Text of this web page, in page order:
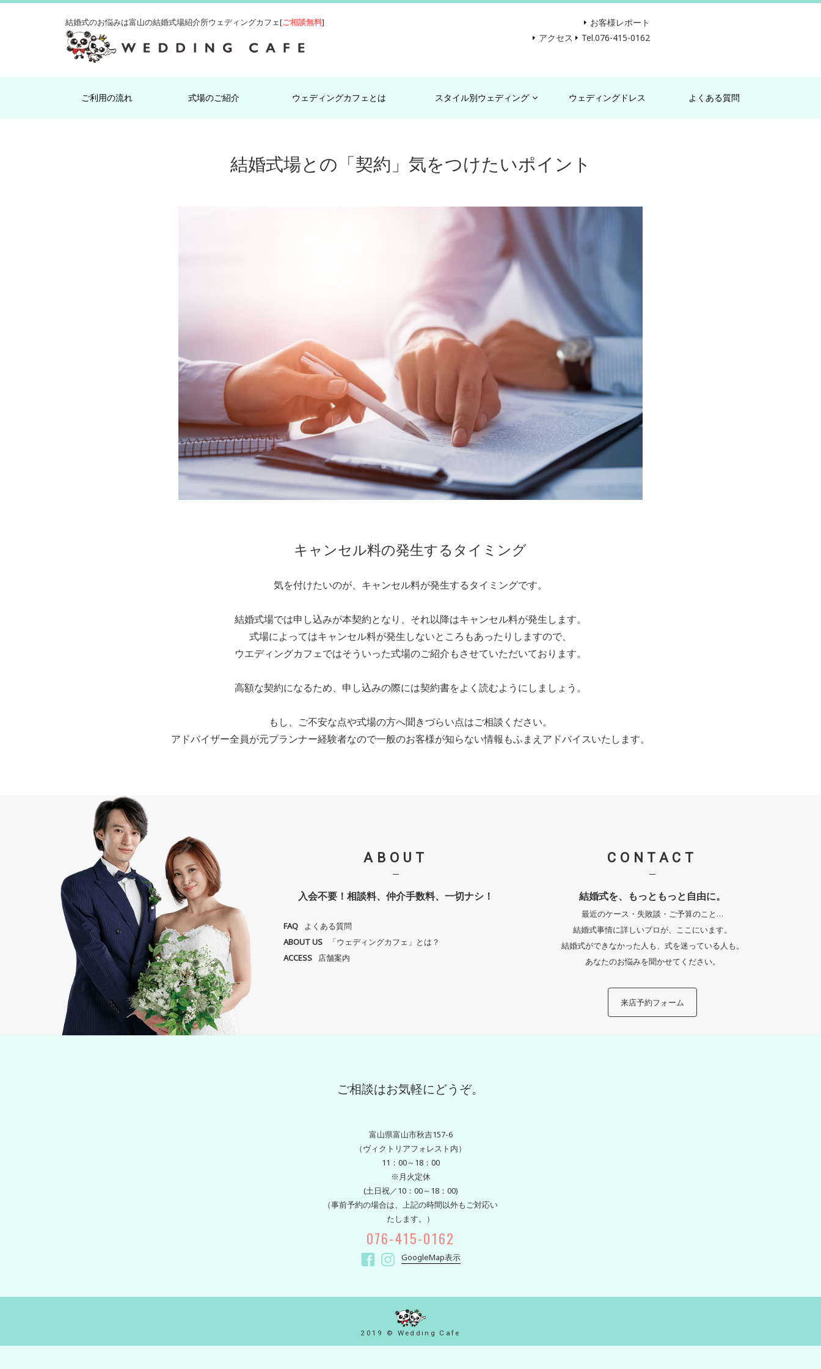
お客様レポート
アクセス
Tel.076-415-0162
結婚式のお悩みは富山の結婚式場紹介所ウェディングカフェ[ご相談無料]
ご利用の流れ 式場のご紹介 ウェディングカフェとは スタイル別ウェディング ウェディングドレス よくある質問
結婚式場との「契約」 気をつけたいポイント
キャンセル料の発生するタイミング
気を付けたいのが、キャンセル料が発生するタイミングです。
結婚式場では申し込みが本契約となり、それ以降はキャンセル料が発生します。
式場によってはキャンセル料が発生しないところもあったりしますので、
ウエディングカフェではそういった式場のご紹介もさせていただいております。
高額な契約になるため、申し込みの際には契約書をよく読むようにしましょう。
もし、ご不安な点や式場の方へ聞きづらい点はご相談ください。
アドバイザー全員が元プランナー経験者なので一般のお客様が知らない情報もふまえアドバイスいたします。
ABOUT
入会不要！相談料、仲介手数料、 一切ナシ！
FAQ
よくある質問
ABOUT US
「ウェディングカフェ」とは？
ACCESS
店舗案内
CONTACT
結婚式を、もっともっと自由に。
最近のケース・失敗談・ご予算のこと…
結婚式事情に詳しいプロが、 ここにいます。
結婚式ができなかった人も、 式を迷っている人も。
あなたのお悩みを聞かせてください。
来店予約フォーム
ご相談はお気軽にどうぞ。
富山県富山市秋吉157-6
（ヴィクトリアフォレスト内）
11：00～18：00
※月火定休
(土日祝／10：00～18：00)
（事前予約の場合は、上記の時間以外もご対応い
たします。）
076-415-0162
GoogleMap表示
2019 © Wedding Cafe